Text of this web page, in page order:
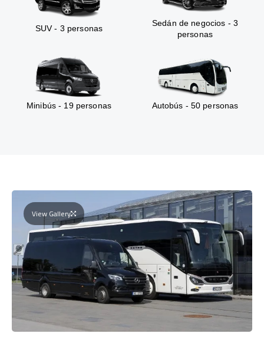
SUV - 3 personas
Sedán de negocios - 3
personas
Minibús - 19 personas Autobús - 50 personas
View Gallery